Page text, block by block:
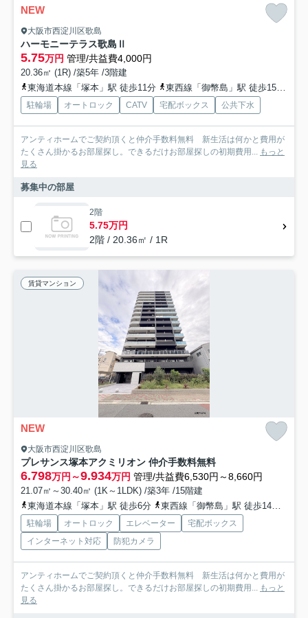
NEW
大阪市西淀川区歌島
ハーモニーテラス歌島Ⅱ
5.75万円 管理/共益費4,000円
20.36㎡ (1R) /築5年 /3階建
東海道本線「塚本」駅 徒歩11分
東西線「御幣島」駅 徒歩15分
駐輪場 オートロック CATV 宅配ボックス 公共下水
アンティホームでご契約頂くと仲介手数料無料 新生活は何かと費用が
たくさん掛かるお部屋探し。できるだけお部屋探しの初期費用... もっと
見る
募集中の部屋
2階
5.75万円
2階 / 20.36㎡ / 1R
賃貸マンション
NEW
大阪市西淀川区歌島
プレサンス塚本アクミリオン 仲介手数料無料
6.798万円～9.934万円 管理/共益費6,530円～8,660円
21.07㎡～30.40㎡ (1K～1LDK) /築3年 /15階建
東海道本線「塚本」駅 徒歩6分
東西線「御幣島」駅 徒歩14分
駐輪場 オートロック エレベーター
宅配ボックス
インターネット対応
防犯カメラ
アンティホームでご契約頂くと仲介手数料無料 新生活は何かと費用が
たくさん掛かるお部屋探し。できるだけお部屋探しの初期費用... もっと
見る